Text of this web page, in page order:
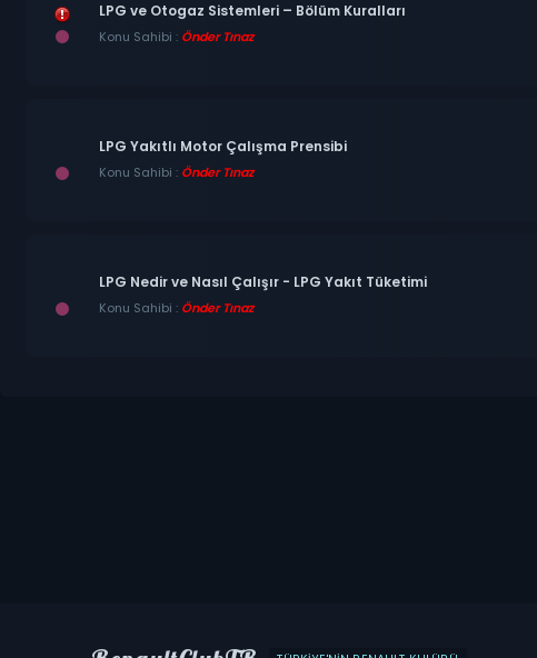
LPG ve Otogaz Sistemleri – Bölüm Kuralları
Konu Sahibi : Önder Tınaz
LPG Yakıtlı Motor Çalışma Prensibi
Konu Sahibi : Önder Tınaz
LPG Nedir ve Nasıl Çalışır - LPG Yakıt Tüketimi
Konu Sahibi : Önder Tınaz